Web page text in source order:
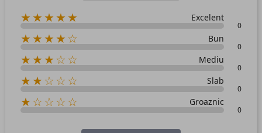
★★★★★ Excelent
0
★★★★☆ Bun
0
★★★☆☆ Mediu
0
★★☆☆☆ Slab
0
★☆☆☆☆ Groaznic
0